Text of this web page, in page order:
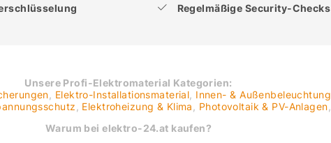
Regelmäßige Security-Checks
Unsere Profi-Elektromaterial Kategorien:
Elektro-Installationsmaterial Innen- & Außenbeleuchtung
Elektroheizung & Klima Photovoltaik & PV-Anlagen
Warum bei elektro-24.at kaufen?